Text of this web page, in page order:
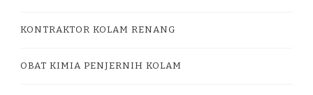
KONTRAKTOR KOLAM RENANG
OBAT KIMIA PENJERNIH KOLAM